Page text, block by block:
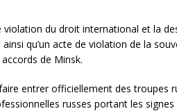
du droit international et la
qu’un acte de violation de la
de Minsk.
entrer officiellement des troupes
russes portant les